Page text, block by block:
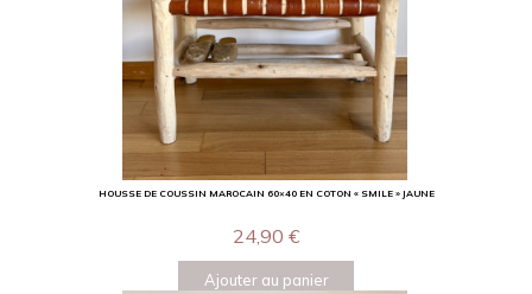
HOUSSE DE COUSSIN MAROCAIN 60×40 EN COTON « SMILE » JAUNE
24,90 €
Ajouter au panier